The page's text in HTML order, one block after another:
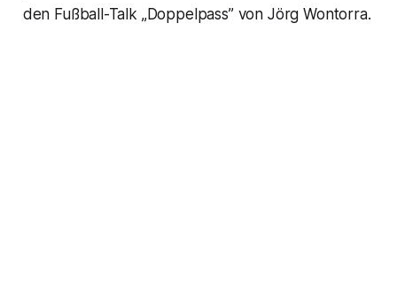
den Fußball-Talk „Doppelpass” von Jörg Wontorra.